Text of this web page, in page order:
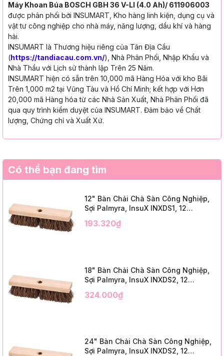
Máy Khoan Búa BOSCH GBH 36 V-LI (4.0 Ah)/ 611906003
được phân phối bởi INSUMART, Kho hàng linh kiện, dụng cụ và
vật tư công nghiệp cho nhà máy, năng lượng, dầu khí và hàng
hải.
INSUMART là Thương hiệu riêng của Tân Địa Cầu
(https://tandiacau.com.vn/), Nhà Phân Phối, Nhập Khẩu và
Nhà Thầu với Lịch sử thành lập Trên 25 Năm.
INSUMART hiện có sẵn trên 10,000 mã Hàng Hóa với kho Bãi
Trên 1,000 m2 tại Vũng Tàu và Hồ Chí Minh; kết hợp với Hơn
20,000 mã Hàng hóa từ các Nhà Sản Xuất, Nhà Phân Phối đã
qua quy trình kiểm duyệt của INSUMART. Đảm bảo về Chất
lượng, Chứng chỉ và Xuất Xứ.
Có thể bạn đang tìm
12" Bàn Chải Chà Sàn Công Nghiệp,
Sợi Palmyra, InsuX INXDS1, 12
Trim)
193.320₫
18" Bàn Chải Chà Sàn Công Nghiệp,
Sợi Palmyra, InsuX INXDS2, 12
Trim)
324.000₫
24" Bàn Chải Chà Sàn Công Nghiệp,
Sợi Palmyra, InsuX INXDS2, 12